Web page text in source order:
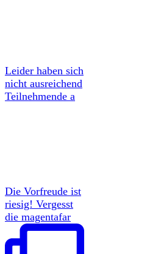
Leider haben sich
nicht ausreichend
Teilnehmende a
Die Vorfreude ist
riesig! Vergesst
die magentafar